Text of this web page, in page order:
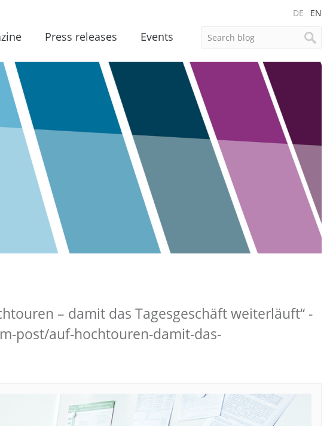
DE EN
Press releases Events
– damit das Tagesgeschäft weiterläuft“ -
post/auf-hochtouren-damit-das-